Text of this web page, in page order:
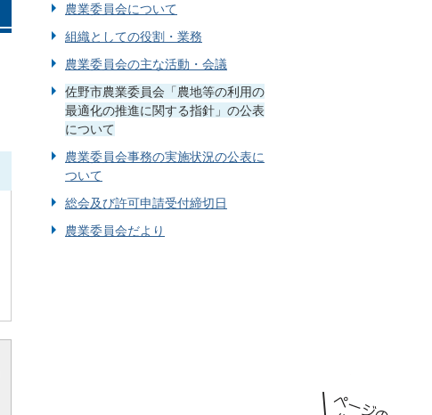
農業委員会について
組織としての役割・業務
農業委員会の主な活動・会議
佐野市農業委員会「農地等の利用の
最適化の推進に関する指針」の公表
について
農業委員会事務の実施状況の公表に
ついて
総会及び許可申請受付締切日
農業委員会だより